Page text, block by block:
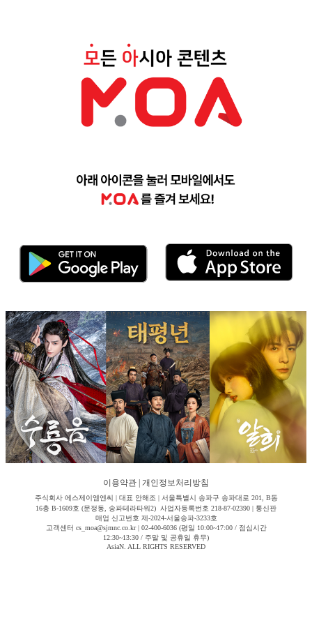
이용약관 개인정보처리방침
주식회사 에스제이엠엔씨 | 대표 안해조 | 서울특별시 송파구 송파대로 201, B동
16층 B-1609호 (문정동, 송파테라타워2) 사업자등록번호 218-87-02390 | 통신판
매업 신고번호 제-2024-서울송파-3233호
고객센터 cs_moa@sjmnc.co.kr | 02-400-6036 (평일 10:00~17:00 / 점심시간
12:30~13:30 / 주말 및 공휴일 휴무)
AsiaN. ALL RIGHTS RESERVED